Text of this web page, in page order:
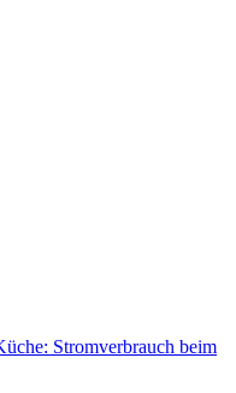
Stromverbrauch beim